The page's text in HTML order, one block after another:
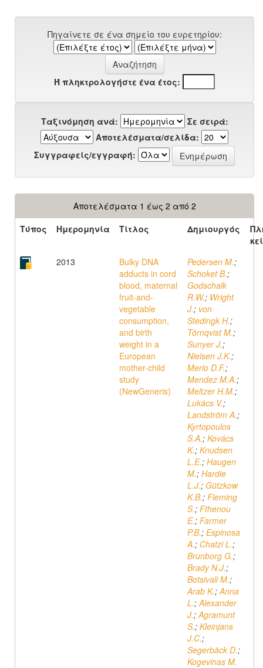
Πηγαίνετε σε ένα σημείο του ευρετηρίου:
Ή πληκτρολογήστε ένα έτος:
Ταξινόμηση ανά:
Σε σειρά:
Αποτελέσματα/σελίδα:
Συγγραφείς/εγγραφή:
Αποτελέσματα 1 έως 2 από 2
Τύπος
Ημερομηνία Τίτλος Δημιουργός
2013
Bulky DNA
adducts in cord
blood, maternal
fruit-and-
vegetable
consumption,
and birth
weight in a
European
mother-child
study
(NewGeneris)
Pedersen M.;
Schoket B.;
Godschalk
R.W.; Wright
J.; von
Stedingk H.;
Törnqvist M.;
Sunyer J.;
Nielsen J.K.;
Merlo D.F.;
Mendez M.A.;
Meltzer H.M.;
Lukács V.;
Landström A.;
Kyrtopoulos
S.A.; Kovács
K.; Knudsen
L.E.; Haugen
M.; Hardie
L.J.; Gützkow
K.B.; Fleming
S.; Fthenou
E.; Farmer
P.B.; Espinosa
A.; Chatzi L.;
Brunborg G.;
Brady N.J.;
Botsivali M.;
Arab K.;Anna
L.;Alexander
J.;Agramunt
S.; Kleinjans
J.C.;
Segerbäck D.;
Kogevinas M.